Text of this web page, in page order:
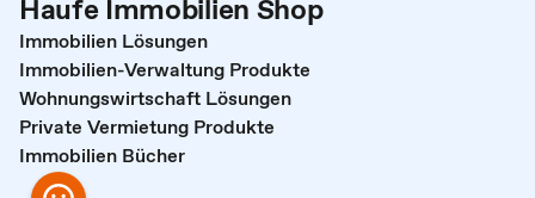
Haufe Immobilien Shop
Immobilien Lösungen
Immobilien-Verwaltung Produkte
Wohnungswirtschaft Lösungen
Private Vermietung Produkte
Immobilien Bücher